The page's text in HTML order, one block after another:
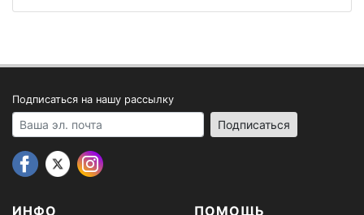
ИНФО ПОМОЩЬ
Подписаться на нашу рассылку
Your email address Подписаться